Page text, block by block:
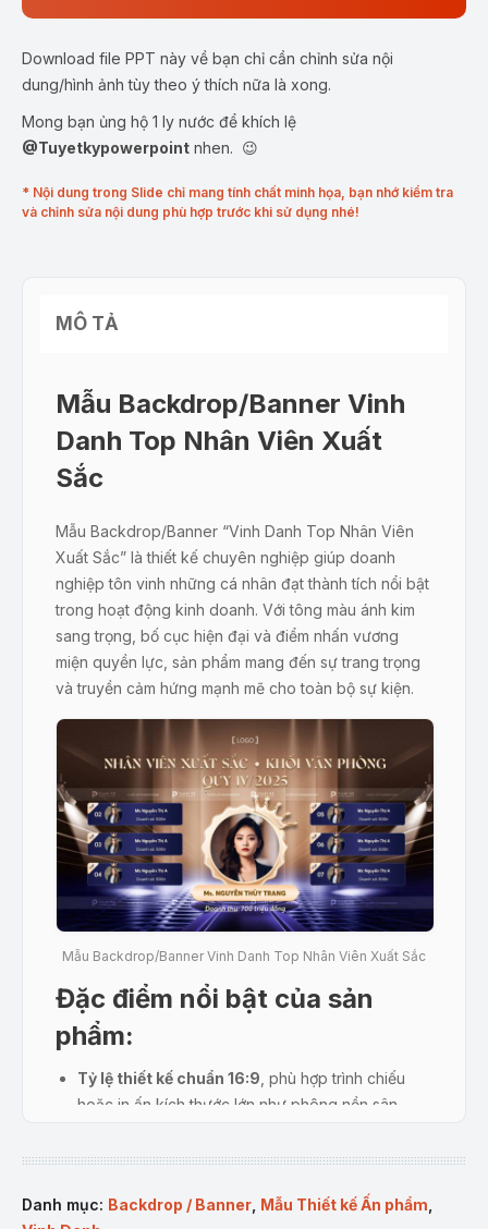
Download file PPT này về bạn chỉ cần chỉnh sửa nội
dung/hình ảnh tùy theo ý thích nữa là xong.
Mong bạn ủng hộ 1 ly nước để khích lệ
@Tuyetkypowerpoint nhen. 😉
* Nội dung trong Slide chỉ mang tính chất minh họa, bạn nhớ kiểm tra
và chỉnh sửa nội dung phù hợp trước khi sử dụng nhé!
MÔ TẢ
Mẫu Backdrop/Banner Vinh
Danh Top Nhân Viên Xuất
Sắc
Mẫu Backdrop/Banner “Vinh Danh Top Nhân Viên
Xuất Sắc” là thiết kế chuyên nghiệp giúp doanh
nghiệp tôn vinh những cá nhân đạt thành tích nổi bật
trong hoạt động kinh doanh. Với tông màu ánh kim
sang trọng, bố cục hiện đại và điểm nhấn vương
miện quyền lực, sản phẩm mang đến sự trang trọng
và truyền cảm hứng mạnh mẽ cho toàn bộ sự kiện.
Mẫu Backdrop/Banner Vinh Danh Top Nhân Viên Xuất Sắc
Đặc điểm nổi bật của sản
phẩm:
Tỷ lệ thiết kế chuẩn 16:9 , phù hợp trình chiếu
hoặc in ấn kích thước lớn như phông nền sân
Hình ảnh trung tâm nổi bật, làm rõ người dẫn
Danh mục: Backdrop / Banner Mẫu Thiết kế Ấn phẩm